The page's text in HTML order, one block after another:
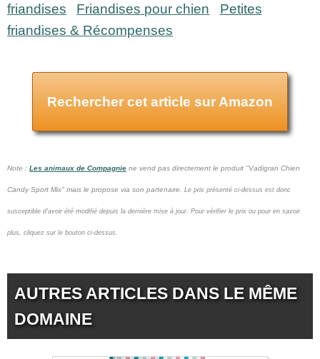
friandises
Friandises pour chien
Petites
friandises & Récompenses
Rechercher cet article sur Amazon
Note : Les animaux de Compagnie ne vend pas directement le produit "Vadigran Chien
Candy Sport Mix" mais le propose via son partenaire. Le prix présenté ci-dessus est donc
susceptible d'avoir été modifié depuis la dernière mise à jour. Pour vérifier le prix ou pour en savoir
plus, cliquez sur le bouton ci-dessus.
AUTRES ARTICLES DANS LE MÊME
DOMAINE